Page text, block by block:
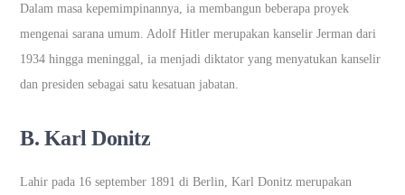
Dalam masa kepemimpinannya, ia membangun beberapa proyek
mengenai sarana umum. Adolf Hitler merupakan kanselir Jerman dari
1934 hingga meninggal, ia menjadi diktator yang menyatukan kanselir
dan presiden sebagai satu kesatuan jabatan.
B. Karl Donitz
Lahir pada 16 september 1891 di Berlin, Karl Donitz merupakan